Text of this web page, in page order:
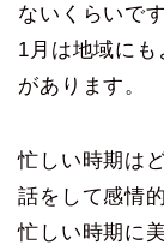
ないくらいです
1月は地域にも
があります。
忙しい時期は
話をして感情
忙しい時期に